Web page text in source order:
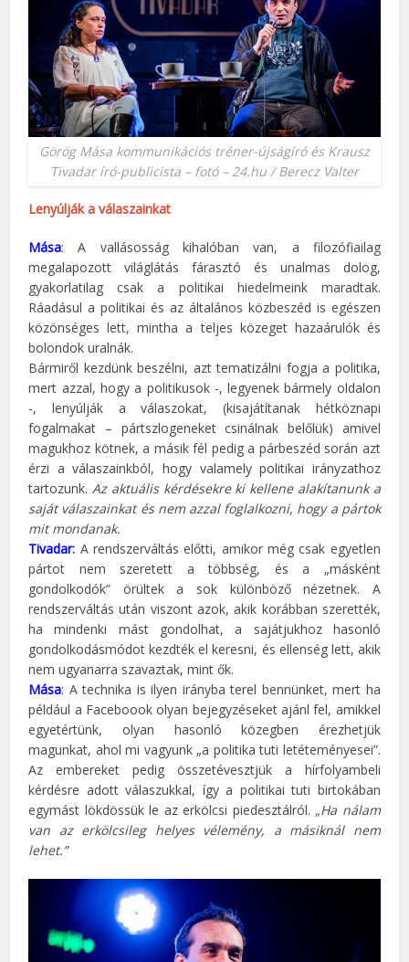
Görög Mása kommunikációs tréner-újságíró és Krausz
Tivadar író-publicista – fotó – 24.hu / Berecz Valter
Lenyúlják a válaszainkat
Mása: A vallásosság kihalóban van, a filozófiailag
megalapozott világlátás fárasztó és unalmas dolog,
gyakorlatilag csak a politikai hiedelmeink maradtak.
Ráadásul a politikai és az általános közbeszéd is egészen
közönséges lett, mintha a teljes közeget hazaárulók és
bolondok uralnák.
Bármiről kezdünk beszélni, azt tematizálni fogja a politika,
mert azzal, hogy a politikusok -, legyenek bármely oldalon
-, lenyúlják a válaszokat, (kisajátítanak hétköznapi
fogalmakat – pártszlogeneket csinálnak belőlük) amivel
magukhoz kötnek, a másik fél pedig a párbeszéd során azt
érzi a válaszainkból, hogy valamely politikai irányzathoz
tartozunk.Az aktuális kérdésekre ki kellene alakítanunk a
saját válaszainkat és nem azzal foglalkozni, hogy a pártok
mit mondanak.
Tivadar: A rendszerváltás előtti, amikor még csak egyetlen
pártot nem szeretett a többség, és a „másként
gondolkodók” örültek a sok különböző nézetnek. A
rendszerváltás után viszont azok, akik korábban szerették,
ha mindenki mást gondolhat, a sajátjukhoz hasonló
gondolkodásmódot kezdték el keresni, és ellenség lett, akik
nem ugyanarra szavaztak, mint ők.
Mása: A technika is ilyen irányba terel bennünket, mert ha
például a Faceboook olyan bejegyzéseket ajánl fel, amikkel
egyetértünk, olyan hasonló közegben érezhetjük
magunkat, ahol mi vagyunk „a politika tuti letéteményesei”.
Az embereket pedig összetévesztjük a hírfolyambeli
kérdésre adott válaszukkal, így a politikai tuti birtokában
egymást lökdössük le az erkölcsi piedesztálról. „Ha nálam
van az erkölcsileg helyes vélemény, a másiknál nem
lehet.”